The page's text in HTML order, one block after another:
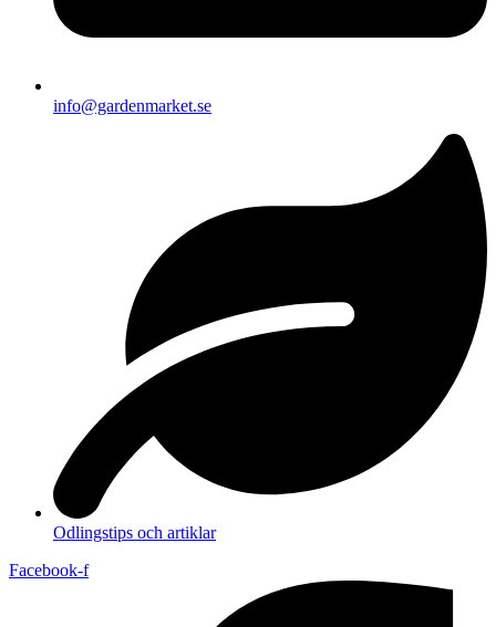
info@gardenmarket.se
Odlingstips och artiklar
Facebook-f